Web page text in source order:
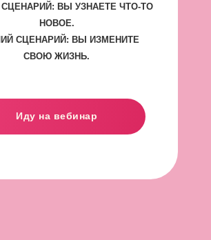
Иду на вебинар
ВЫ УЗНАЕТЕ ЧТО-ТО
НОВОЕ.
СЦЕНАРИЙ: ВЫ ИЗМЕНИТЕ
СВОЮ ЖИЗНЬ.